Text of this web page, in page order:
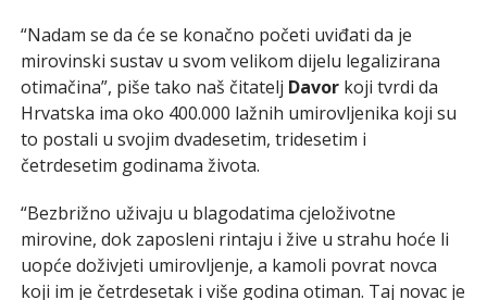
“Nadam se da će se konačno početi uviđati da je
mirovinski sustav u svom velikom dijelu legalizirana
otimačina”, piše tako naš čitatelj Davorkoji tvrdi da
Hrvatska ima oko 400.000 lažnih umirovljenika koji su
to postali u svojim dvadesetim, tridesetim i
četrdesetim godinama života.
“Bezbrižno uživaju u blagodatima cjeloživotne
mirovine, dok zaposleni rintaju i žive u strahu hoće li
uopće doživjeti umirovljenje, a kamoli povrat novca
koji im je četrdesetak i više godina otiman. Taj novac je